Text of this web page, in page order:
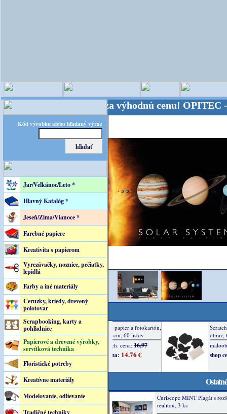
Kód výrobku alebo hľadaný výraz
Jar/Veľkánoc/Leto *
Hlavný Katalóg *
Jeseň/Zima/Vianoce *
Farebné papiere
Kreativita s papierom
Vyrezávačky, noznice, pečiatky,
lepidlá
Farby a iné materiály
Ceruzky, kriedy, drevený
polotovar
Scrapbooking, karty a
pohľadnice
Papierové a drevené výrobky,
servítková technika
Floristické potreby
Kreatívne materiály
Modelovanie, odlievanie
Tradičné techniky
sveta - Kvalita za výhodnú cenu! OPITEC -
Curiscope MINT Plagát s
realitou, 3 ks